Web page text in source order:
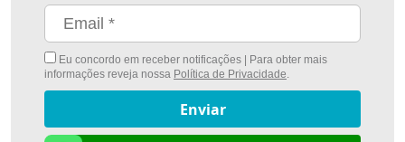
Eu concordo em receber notificações | Para obter mais
informações reveja nossa Política de Privacidade.
Enviar